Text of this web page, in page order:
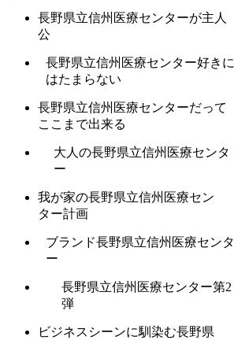
長野県立信州医療センターが主人
公
長野県立信州医療センター好きに
はたまらない
長野県立信州医療センターだって
ここまで出来る
大人の長野県立信州医療センタ
ー
我が家の長野県立信州医療セン
ター計画
ブランド長野県立信州医療センタ
ー
長野県立信州医療センター第2
弾
ビジネスシーンに馴染む長野県